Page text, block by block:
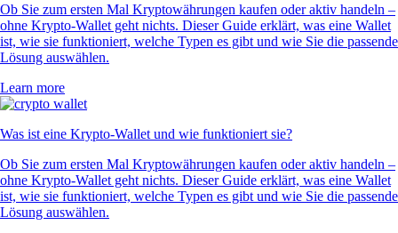
Ob Sie zum ersten Mal Kryptowährungen kaufen oder aktiv handeln –
ohne Krypto-Wallet geht nichts. Dieser Guide erklärt, was eine Wallet
ist, wie sie funktioniert, welche Typen es gibt und wie Sie die passende
Lösung auswählen.
Learn more
Was ist eine Krypto-Wallet und wie funktioniert sie?
Ob Sie zum ersten Mal Kryptowährungen kaufen oder aktiv handeln –
ohne Krypto-Wallet geht nichts. Dieser Guide erklärt, was eine Wallet
ist, wie sie funktioniert, welche Typen es gibt und wie Sie die passende
Lösung auswählen.